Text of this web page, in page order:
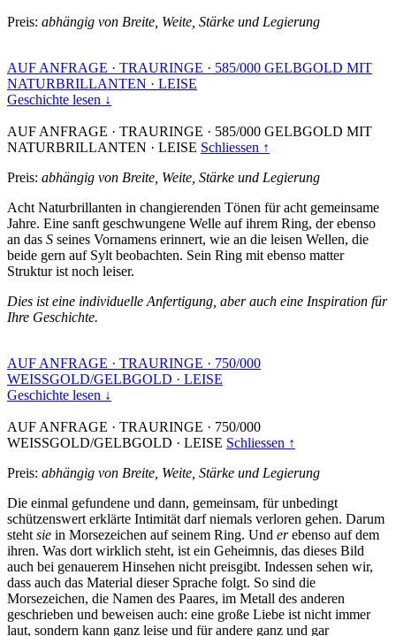
Preis: abhängig von Breite, Weite, Stärke und Legierung
AUF ANFRAGE · TRAURINGE · 585/000 GELBGOLD MIT
NATURBRILLANTEN · LEISE
Geschichte lesen ↓
AUF ANFRAGE · TRAURINGE · 585/000 GELBGOLD MIT
NATURBRILLANTEN · LEISE Schliessen ↑
Preis: abhängig von Breite, Weite, Stärke und Legierung
Acht Naturbrillanten in changierenden Tönen für acht gemeinsame
Jahre. Eine sanft geschwungene Welle auf ihrem Ring, der ebenso
an das S seines Vornamens erinnert, wie an die leisen Wellen, die
beide gern auf Sylt beobachten. Sein Ring mit ebenso matter
Struktur ist noch leiser.
Dies ist eine individuelle Anfertigung, aber auch eine Inspiration für
Ihre Geschichte.
AUF ANFRAGE · TRAURINGE · 750/000
WEISSGOLD/GELBGOLD · LEISE
Geschichte lesen ↓
AUF ANFRAGE · TRAURINGE · 750/000
WEISSGOLD/GELBGOLD · LEISE Schliessen ↑
Preis: abhängig von Breite, Weite, Stärke und Legierung
Die einmal gefundene und dann, gemeinsam, für unbedingt
schützenswert erklärte Intimität darf niemals verloren gehen. Darum
steht sie in Morsezeichen auf seinem Ring. Und erebenso auf dem
ihren. Was dort wirklich steht, ist ein Geheimnis, das dieses Bild
auch bei genauerem Hinsehen nicht preisgibt. Indessen sehen wir,
dass auch das Material dieser Sprache folgt. So sind die
Morsezeichen, die Namen des Paares, im Metall des anderen
geschrieben und beweisen auch: eine große Liebe ist nicht immer
laut, sondern kann ganz leise und für andere ganz und gar